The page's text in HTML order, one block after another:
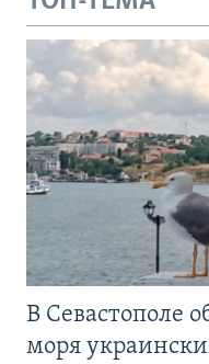
В Севастополе
моря